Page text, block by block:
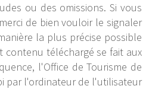
ou des omissions. Si vous
de bien vouloir le signaler
la plus précise possible
téléchargé se fait aux
l'Office de Tourisme de
par l'ordinateur de l'utilisateur